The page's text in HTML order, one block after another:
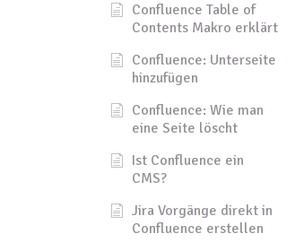
Confluence Table of
Contents Makro erklärt
Confluence: Unterseite
hinzufügen
Confluence: Wie man
eine Seite löscht
Ist Confluence ein
CMS?
Jira Vorgänge direkt in
Confluence erstellen